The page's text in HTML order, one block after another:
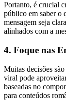
Portanto, é crucial
público em saber o
mensagem seja
alinhados com a
4. Foque nas
Muitas decisões
viral pode
baseadas no
para conteúdos